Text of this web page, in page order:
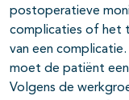
postoperatieve
complicaties of het
van een
moet de patiënt een
Volgens de